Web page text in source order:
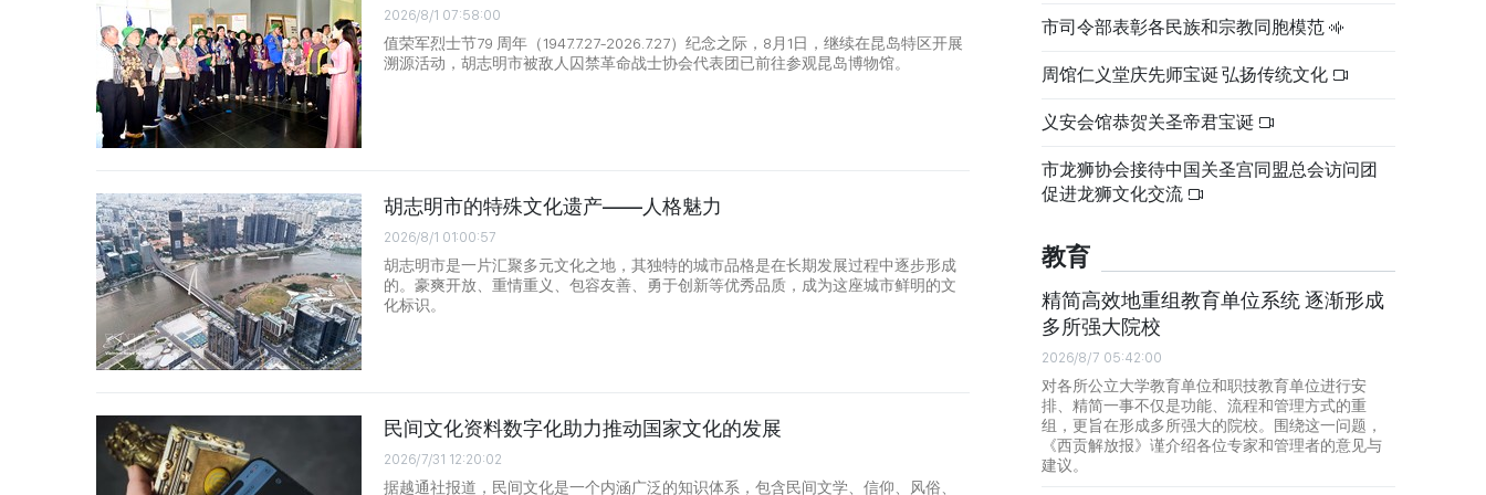
2026/8/1 07:58:00
值荣军烈士节79 周年（1947.7.27-2026.7.27）纪念之际，8月1日，继续在昆岛特区开展
溯源活动，胡志明市被敌人囚禁革命战士协会代表团已前往参观昆岛博物馆。
胡志明市的特殊文化遗产——人格魅力
2026/8/1 01:00:57
胡志明市是一片汇聚多元文化之地，其独特的城市品格是在长期发展过程中逐步形成
的。豪爽开放、重情重义、包容友善、勇于创新等优秀品质，成为这座城市鲜明的文
化标识。
民间文化资料数字化助力推动国家文化的发展
2026/7/31 12:20:02
据越通社报道，民间文化是一个内涵广泛的知识体系，包含民间文学、信仰、风俗、
市司令部表彰各民族和宗教同胞模范
周馆仁义堂庆先师宝诞 弘扬传统文化
义安会馆恭贺关圣帝君宝诞
市龙狮协会接待中国关圣宫同盟总会访问团
促进龙狮文化交流
教育
精简高效地重组教育单位系统 逐渐形成
多所强大院校
2026/8/7 05:42:00
对各所公立大学教育单位和职技教育单位进行安
排、精简一事不仅是功能、流程和管理方式的重
组，更旨在形成多所强大的院校。围绕这一问题，
《西贡解放报》谨介绍各位专家和管理者的意见与
建议。